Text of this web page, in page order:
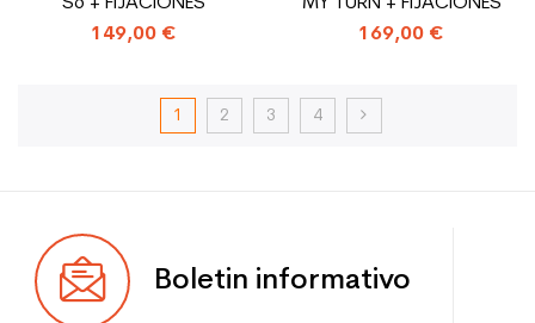
149,00 €
169,00 €
1 2 3 4
Boletin informativo